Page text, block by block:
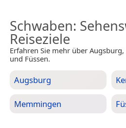
Schwaben:
Reiseziele
Erfahren Sie mehr über
und Füssen.
Augsburg
Memmingen